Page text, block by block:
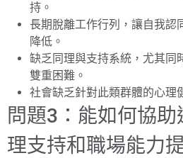
持。
長期脫離工作行列，讓自我認
降低。
缺乏同理與支持系統，尤其同
雙重困難。
社會缺乏針對此類群體的心理
問題3：能如何協
理支持和職場能力